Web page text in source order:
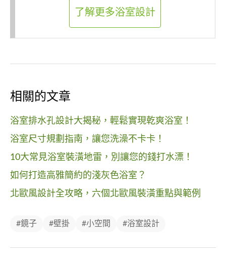
了解更多浴室設計
相關的文章
浴室排水孔設計大揭秘，輕鬆實現乾爽浴室！
浴室尺寸規劃指南，讓您洗澡不卡卡！
10大常見浴室裝潢地雷，別讓您的錢打水漂！
如何打造高雅簡約的淺灰色浴室？
北歐風設計全攻略，六個北歐風裝潢重點與範例
#鏡子 #壁掛 #小空間 #浴室設計